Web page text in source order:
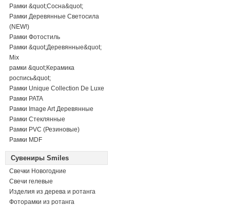
Рамки &quot;Сосна&quot;
Рамки Деревянные Светосила
(NEW!)
Рамки Фотостиль
Рамки &quot;Деревянные&quot;
Mix
рамки &quot;Керамика
роспись&quot;
Рамки Unique Collection De Luxe
Рамки PATA
Рамки Image Art Деревянные
Рамки Стеклянные
Рамки PVC (Резиновые)
Рамки MDF
Сувениры Smiles
Свечки Новогодние
Свечи гелевые
Изделия из дерева и ротанга
Фоторамки из ротанга